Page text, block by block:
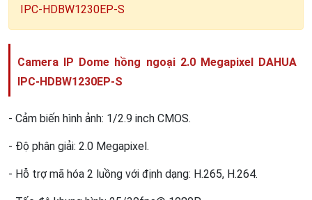
IPC-HDBW1230EP-S
Camera IP Dome hồng ngoại 2.0 Megapixel DAHUA
IPC-HDBW1230EP-S
- Cảm biến hình ảnh: 1/2.9 inch CMOS.
- Độ phân giải: 2.0 Megapixel.
- Hỗ trợ mã hóa 2 luồng với định dạng: H.265, H.264.